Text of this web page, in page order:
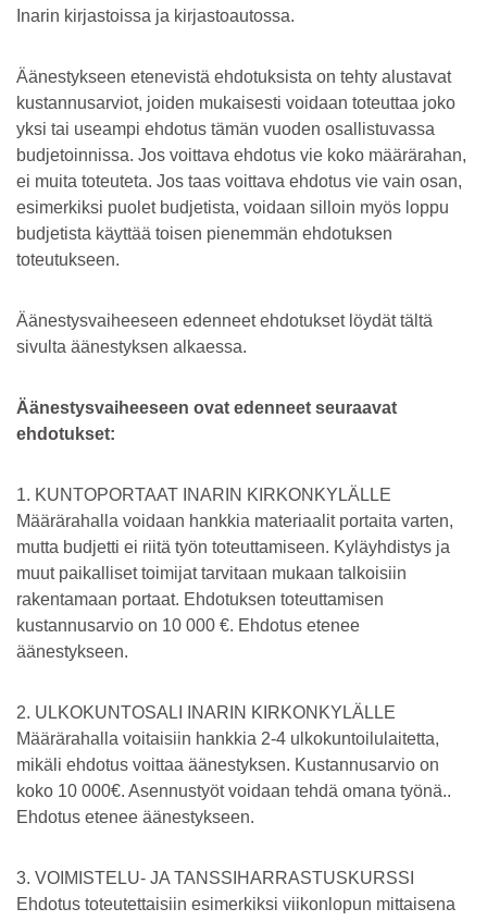
Inarin kirjastoissa ja kirjastoautossa.
Äänestykseen etenevistä ehdotuksista on tehty alustavat
kustannusarviot, joiden mukaisesti voidaan toteuttaa joko
yksi tai useampi ehdotus tämän vuoden osallistuvassa
budjetoinnissa. Jos voittava ehdotus vie koko määrärahan,
ei muita toteuteta. Jos taas voittava ehdotus vie vain osan,
esimerkiksi puolet budjetista, voidaan silloin myös loppu
budjetista käyttää toisen pienemmän ehdotuksen
toteutukseen.
Äänestysvaiheeseen edenneet ehdotukset löydät tältä
sivulta äänestyksen alkaessa.
Äänestysvaiheeseen ovat edenneet seuraavat
ehdotukset:
1. KUNTOPORTAAT INARIN KIRKONKYLÄLLE
Määrärahalla voidaan hankkia materiaalit portaita varten,
mutta budjetti ei riitä työn toteuttamiseen. Kyläyhdistys ja
muut paikalliset toimijat tarvitaan mukaan talkoisiin
rakentamaan portaat. Ehdotuksen toteuttamisen
kustannusarvio on 10 000 €. Ehdotus etenee
äänestykseen.
2. ULKOKUNTOSALI INARIN KIRKONKYLÄLLE
Määrärahalla voitaisiin hankkia 2-4 ulkokuntoilulaitetta,
mikäli ehdotus voittaa äänestyksen. Kustannusarvio on
koko 10 000€. Asennustyöt voidaan tehdä omana työnä..
Ehdotus etenee äänestykseen.
3. VOIMISTELU- JA TANSSIHARRASTUSKURSSI
Ehdotus toteutettaisiin esimerkiksi viikonlopun mittaisena